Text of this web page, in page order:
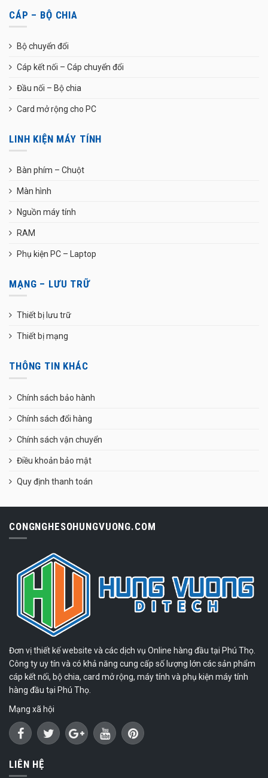
CÁP – BỘ CHIA
Bộ chuyển đổi
Cáp kết nối – Cáp chuyển đổi
Đầu nối – Bộ chia
Card mở rộng cho PC
LINH KIỆN MÁY TÍNH
Bàn phím – Chuột
Màn hình
Nguồn máy tính
RAM
Phụ kiện PC – Laptop
MẠNG – LƯU TRỮ
Thiết bị lưu trữ
Thiết bị mạng
THÔNG TIN KHÁC
Chính sách bảo hành
Chính sách đổi hàng
Chính sách vận chuyển
Điều khoản bảo mật
Quy định thanh toán
CONGNGHESOHUNGVUONG.COM
Đơn vị thiết kế website và các dịch vụ Online hàng đầu tại Phú Thọ.
Công ty uy tín và có khả năng cung cấp số lượng lớn các sản phẩm
cáp kết nối, bộ chia, card mở rộng, máy tính và phụ kiện máy tính
hàng đầu tại Phú Thọ.
Mạng xã hội
LIÊN HỆ